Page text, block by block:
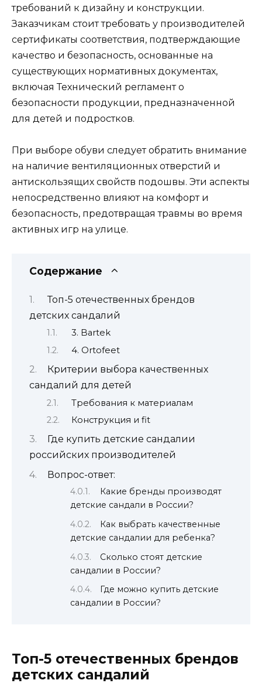
требований к дизайну и конструкции.
Заказчикам стоит требовать у производителей
сертификаты соответствия, подтверждающие
качество и безопасность, основанные на
существующих нормативных документах,
включая Технический регламент о
безопасности продукции, предназначенной
для детей и подростков.
При выборе обуви следует обратить внимание
на наличие вентиляционных отверстий и
антискользящих свойств подошвы. Эти аспекты
непосредственно влияют на комфорт и
безопасность, предотвращая травмы во время
активных игр на улице.
Содержание
Топ-5 отечественных брендов
детских сандалий
3. Bartek
4. Ortofeet
Критерии выбора качественных
сандалий для детей
Требования к материалам
Конструкция и fit
Где купить детские сандалии
российских производителей
Вопрос-ответ:
Какие бренды производят
детские сандали в России?
Как выбрать качественные
детские сандалии для ребенка?
Сколько стоят детские
сандалии в России?
Где можно купить детские
сандалии в России?
Топ-5 отечественных брендов
детских сандалий